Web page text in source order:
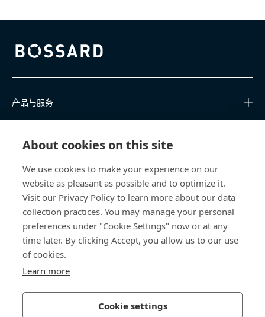
About cookies on this site
We use cookies to make your experience on our
website as pleasant as possible and to optimize it.
Visit our Privacy Policy to learn more about our data
collection practices. You may manage your personal
preferences under "Cookie Settings" now or at any
time later. By clicking Accept, you allow us to our use
of cookies.
Learn more
Cookie settings
Bossard homepage
产品与服务
关于我们
联系我们
china@bossard.com